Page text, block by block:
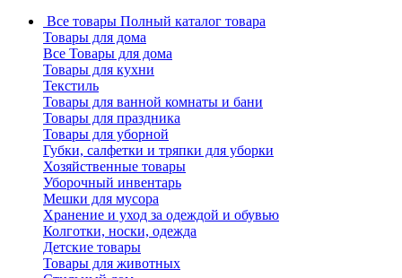
Все товары Полный каталог товара
Товары для дома
Все Товары для дома
Товары для кухни
Текстиль
Товары для ванной комнаты и бани
Товары для праздника
Товары для уборной
Губки, салфетки и тряпки для уборки
Хозяйственные товары
Уборочный инвентарь
Мешки для мусора
Хранение и уход за одеждой и обувью
Колготки, носки, одежда
Детские товары
Товары для животных